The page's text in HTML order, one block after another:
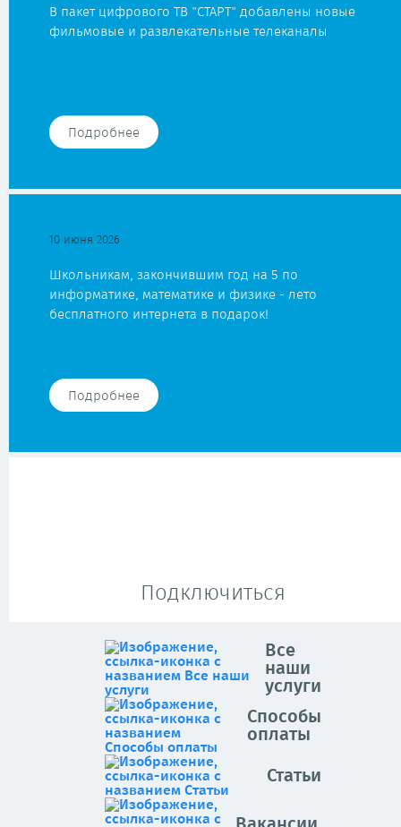
В пакет цифрового ТВ "СТАРТ" добавлены новые
фильмовые и развлекательные телеканалы
Подробнее
10 июня 2026
Школьникам, закончившим год на 5 по
информатике, математике и физике - лето
бесплатного интернета в подарок!
Подробнее
Подключиться
Все
наши
услуги
Способы
оплаты
Статьи